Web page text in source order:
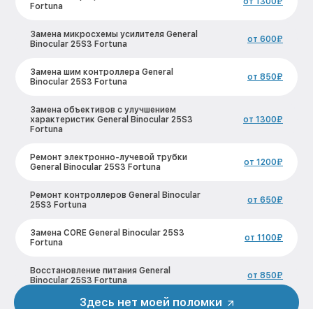
Fortuna
Замена микросхемы усилителя General
Binocular 25S3 Fortuna
от 600₽
Замена шим контроллера General
Binocular 25S3 Fortuna
от 850₽
Замена объективов с улучшением
характеристик General Binocular 25S3
Fortuna
от 1300₽
Ремонт электронно-лучевой трубки
General Binocular 25S3 Fortuna
от 1200₽
Ремонт контроллеров General Binocular
25S3 Fortuna
от 650₽
Замена CORE General Binocular 25S3
Fortuna
от 1100₽
Восстановление питания General
Binocular 25S3 Fortuna
от 850₽
Здесь нет моей поломки